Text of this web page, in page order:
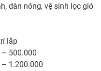
dàn nóng, vệ sinh lọc gió
lắp
500.000
1.200.000